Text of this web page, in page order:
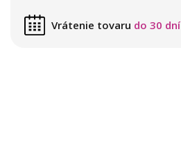
Vrátenie tovaru do 30 dní